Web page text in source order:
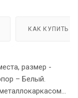
КАК КУПИТЬ
размер -
– Белый.